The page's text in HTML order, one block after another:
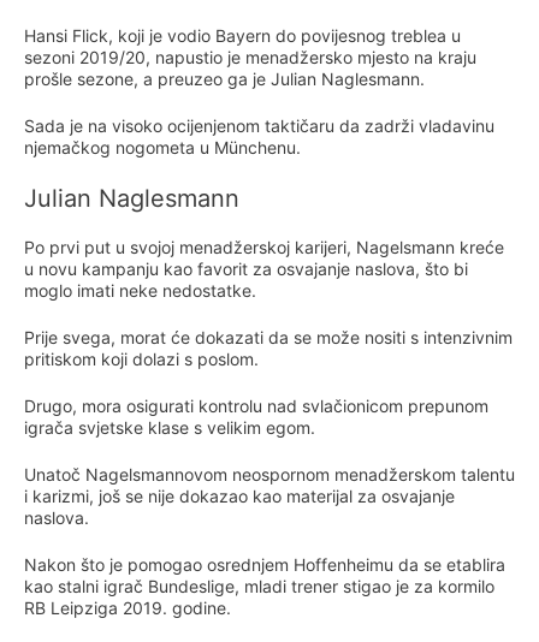
Hansi Flick, koji je vodio Bayern do povijesnog treblea u
sezoni 2019/20, napustio je menadžersko mjesto na kraju
prošle sezone, a preuzeo ga je Julian Naglesmann.
Sada je na visoko ocijenjenom taktičaru da zadrži vladavinu
njemačkog nogometa u Münchenu.
Julian Naglesmann
Po prvi put u svojoj menadžerskoj karijeri, Nagelsmann kreće
u novu kampanju kao favorit za osvajanje naslova, što bi
moglo imati neke nedostatke.
Prije svega, morat će dokazati da se može nositi s intenzivnim
pritiskom koji dolazi s poslom.
Drugo, mora osigurati kontrolu nad svlačionicom prepunom
igrača svjetske klase s velikim egom.
Unatoč Nagelsmannovom neospornom menadžerskom talentu
i karizmi, još se nije dokazao kao materijal za osvajanje
naslova.
Nakon što je pomogao osrednjem Hoffenheimu da se etablira
kao stalni igrač Bundeslige, mladi trener stigao je za kormilo
RB Leipziga 2019. godine.